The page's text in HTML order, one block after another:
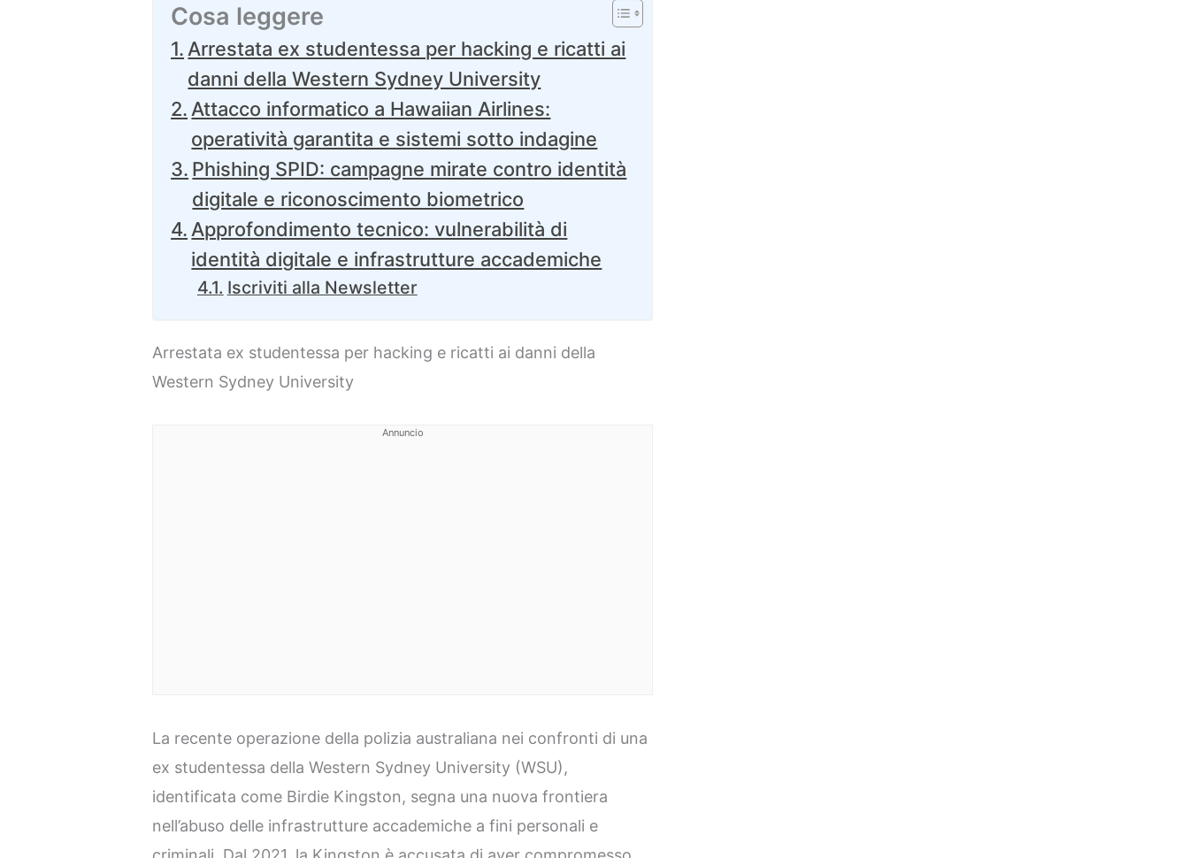
Cosa leggere
Arrestata ex studentessa per hacking e ricatti ai
danni della Western Sydney University
Attacco informatico a Hawaiian Airlines:
operatività garantita e sistemi sotto indagine
Phishing SPID: campagne mirate contro identità
digitale e riconoscimento biometrico
Approfondimento tecnico: vulnerabilità di
identità digitale e infrastrutture accademiche
Iscriviti alla Newsletter
Arrestata ex studentessa per hacking e ricatti ai danni della
Western Sydney University
Annuncio
La recente operazione della polizia australiana nei confronti di una
ex studentessa della Western Sydney University (WSU),
identificata come Birdie Kingston, segna una nuova frontiera
nell’abuso delle infrastrutture accademiche a fini personali e